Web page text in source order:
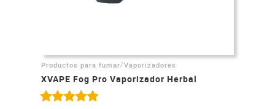
Productos para fumar/Vaporizadores
XVAPE Fog Pro Vaporizador Herbal